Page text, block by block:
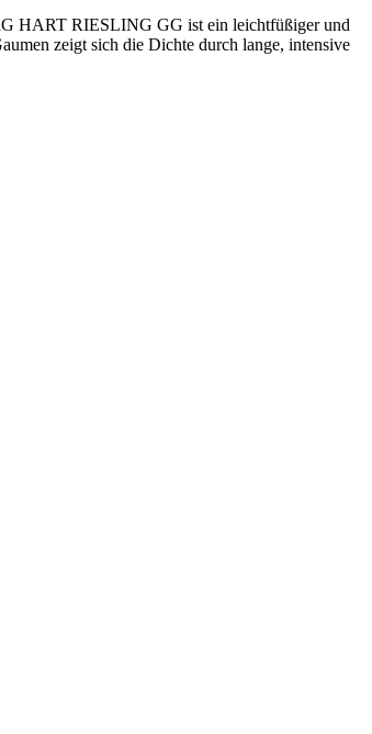
HART RIESLING GG ist ein leichtfüßiger und
zeigt sich die Dichte durch lange, intensive